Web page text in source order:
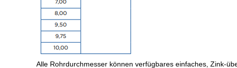
Alle Rohrdurchmesser können verfügbares einfaches, Zink-